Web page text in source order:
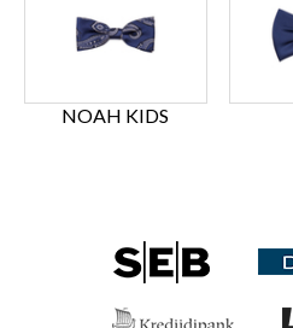
NOAH KIDS